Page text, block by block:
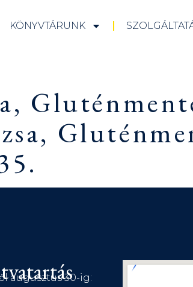
KÖNYVTÁRUNK
augusztus 30-ig: